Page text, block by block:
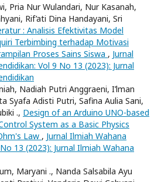
Pria Nur Wulandari, Nur Kasanah,
Rif’ati Dina Handayani, Sri
: Analisis Efektivitas Model
Terbimbing terhadap Motivasi
Proses Sains Siswa , Jurnal
Vol 9 No 13 (2023): Jurnal
Nadiah Putri Anggraeni, I’lman
Syafa Adisti Putri, Safina Aulia Sani,
., Design of an Arduino UNO-based
System as a Basic Physics
Law , Jurnal Ilmiah Wahana
13 (2023): Jurnal Ilmiah Wahana
Maryani ., Nanda Salsabila Ayu